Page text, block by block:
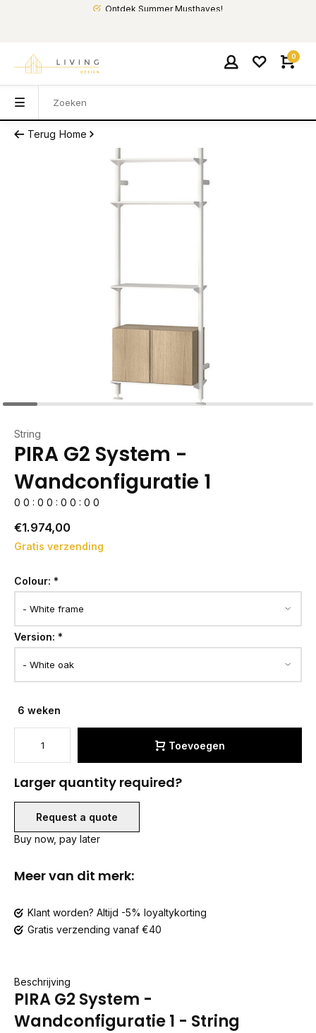
Ontdek Summer Musthaves!
0
Terug Home
String
PIRA G2 System -
Wandconfiguratie 1
0 0 : 0 0 : 0 0 : 0 0
€1.974,00
Gratis verzending
Colour: *
Version: *
6 weken
Toevoegen
Larger quantity required?
Request a quote
Buy now, pay later
Meer van dit merk:
Klant worden? Altijd -5% loyaltykorting
Gratis verzending vanaf €40
Beschrijving
PIRA G2 System -
Wandconfiguratie 1 - String